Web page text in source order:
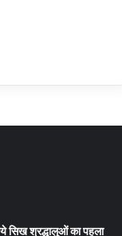
सिख श्रद्धालुओं का पहला